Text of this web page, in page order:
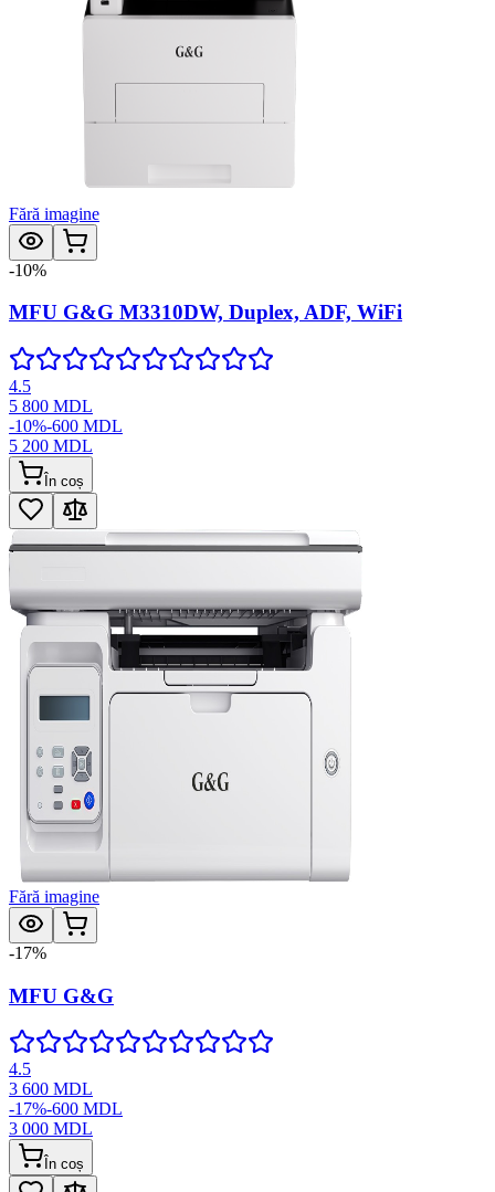
Fără imagine
-10%
MFU G&G M3310DW, Duplex, ADF, WiFi
4.5
5 800 MDL
-10%-600 MDL
5 200 MDL
În coș
Fără imagine
-17%
MFU G&G
4.5
3 600 MDL
-17%-600 MDL
3 000 MDL
În coș